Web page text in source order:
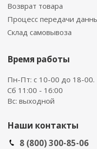
Возврат товара
Процесс передачи
Склад самовывоза
Время работы
Пн-Пт: с 10-00 до 18-00.
Сб 11:00 - 16:00
Вс: выходной
Наши контакты
8 (800) 300-85-06